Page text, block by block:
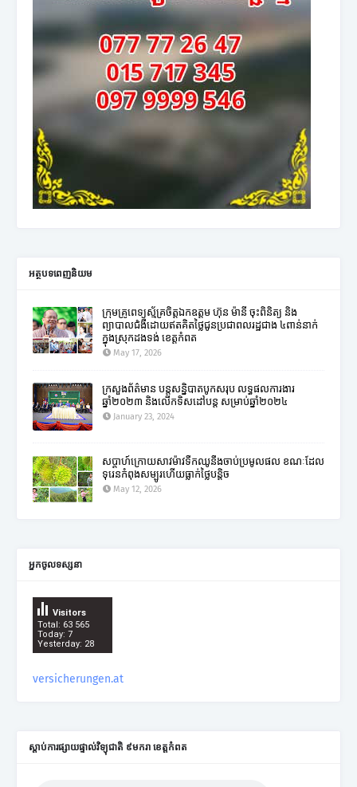
អត្ថបទពេញនិយម
ក្រុមគ្រូពេទ្យស្ម័គ្រចិត្តឯកឧត្តម ហ៊ុន ម៉ានី ចុះពិនិត្យ និង
ព្យាបាលជំងឺដោយឥតគិតថ្លៃជូនប្រជាពលរដ្ឋជាង ៤ពាន់នាក់
ក្នុងស្រុកដងទង់ ខេត្តកំពត
May 17, 2026
ក្រសួងព័ត៌មាន បន្តសន្និបាតបូកសរុប លទ្ធផលការងារ
ឆ្នាំ២០២៣ និងលើកទិសដៅបន្ត សម្រាប់ឆ្នាំ២០២៤
January 23, 2024
សប្តាហ៍ក្រោយសាវម៉ាវទឹកឈូនឹងចាប់ប្រមូលផល ខណៈដែល
ទុរេនកំពុងសម្បូរហើយធ្លាក់ថ្លៃបន្តិច
May 12, 2026
អ្នកចូលទស្សនា
Total: 63 565
Today: 7
Yesterday: 28
Visitors
versicherungen.at
ស្តាប់ការផ្សាយផ្ទាល់វិទ្យុជាតិ ៩មករា ខេត្តកំពត